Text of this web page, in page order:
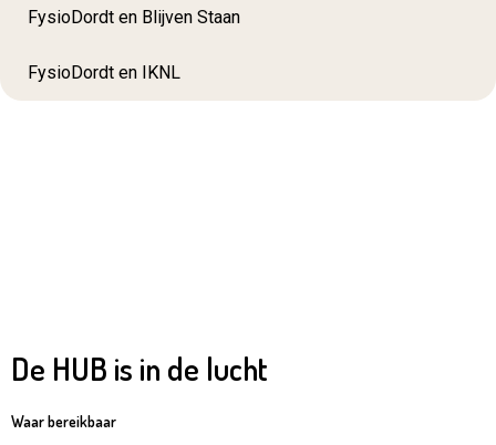
FysioDordt en Blijven Staan
FysioDordt en IKNL
De HUB is in de lucht
Waar bereikbaar